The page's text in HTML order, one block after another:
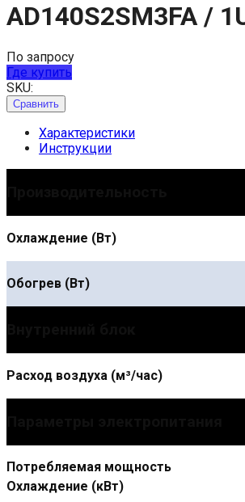
AD140S2SM3FA /
По запросу
Где купить
SKU:
Сравнить
Характеристики
Инструкции
Охлаждение (Вт)
Обогрев (Вт)
Расход воздуха (м³/час)
Потребляемая мощность
Охлаждение (кВт)